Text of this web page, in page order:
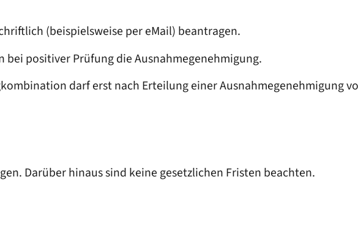
(beispielsweise per eMail) beantragen.
positiver Prüfung die Ausnahmegenehmigung.
darf erst nach Erteilung einer Ausnahmegenehmigung
Darüber hinaus sind keine gesetzlichen Fristen beachten.